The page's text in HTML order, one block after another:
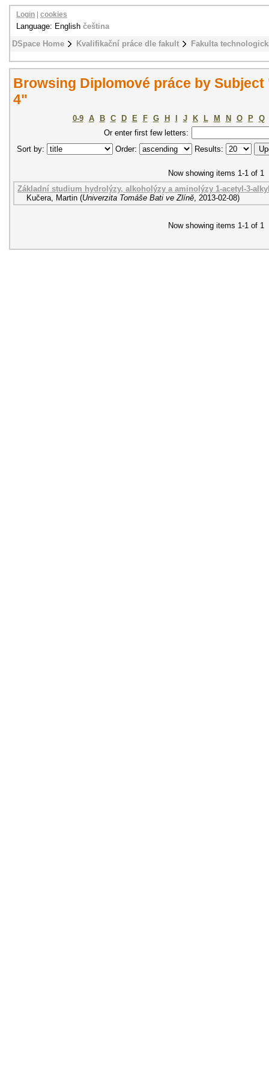
DSpace Home Kvalifikační práce dle fakult Fakulta
Login cookies
Language: English čeština
Browsing Diplomové práce by
4"
0-9 A B C D E F G H J K L M N O P
Q
Or enter first few letters:
Sort by:
Order: Results:
Now showing items 1-1 of 1
Základní studium hydrolýzy, alkoholýzy a aminolýzy 1-acetyl-3-
Kučera, Martin (Univerzita Tomáše Bati ve Zlíně, 2013-02-08)
Now showing items 1-1 of 1